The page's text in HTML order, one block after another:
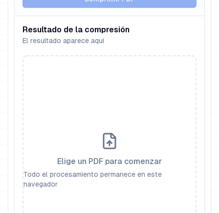
Resultado de la compresión
El resultado aparece aquí
Elige un PDF para comenzar
Todo el procesamiento permanece en este
navegador